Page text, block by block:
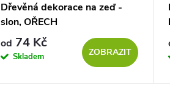
Dřevěná dekorace na zeď -
slon, OŘECH
od 74 Kč
Skladem ZOBRAZIT